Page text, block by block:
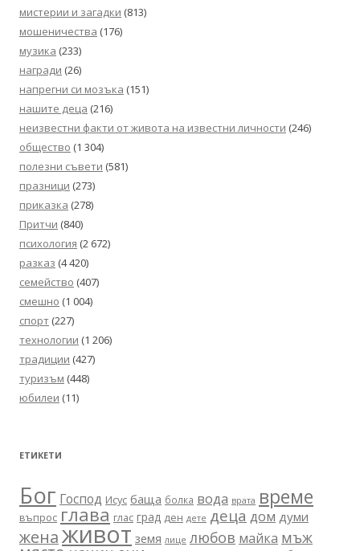
мистерии и загадки (813)
мошеничества (176)
музика (233)
награди (26)
напрегни си мозъка (151)
нашите деца (216)
неизвестни факти от живота на известни личности (246)
общество (1 304)
полезни съвети (581)
празници (273)
приказка (278)
Притчи (840)
психология (2 672)
разказ (4 420)
семейство (407)
смешно (1 004)
спорт (227)
технологии (1 206)
традиции (427)
туризъм (448)
юбилеи (11)
ЕТИКЕТИ
Бог Господ Исус баща болка вода врата време
въпрос глава глас град ден дете деца дом думи
женаживот земя лице любов майка мъж